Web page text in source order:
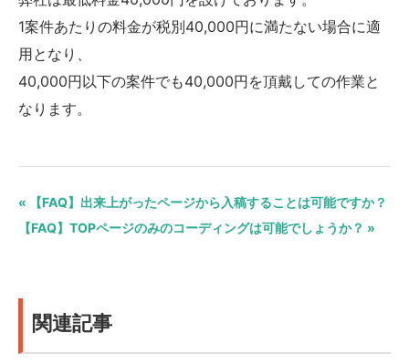
1案件あたりの料金が税別40,000円に満たない場合に適
用となり、
40,000円以下の案件でも40,000円を頂戴しての作業と
なります。
« 【FAQ】出来上がったページから入稿することは可能ですか？
【FAQ】TOPページのみのコーディングは可能でしょうか？ »
関連記事